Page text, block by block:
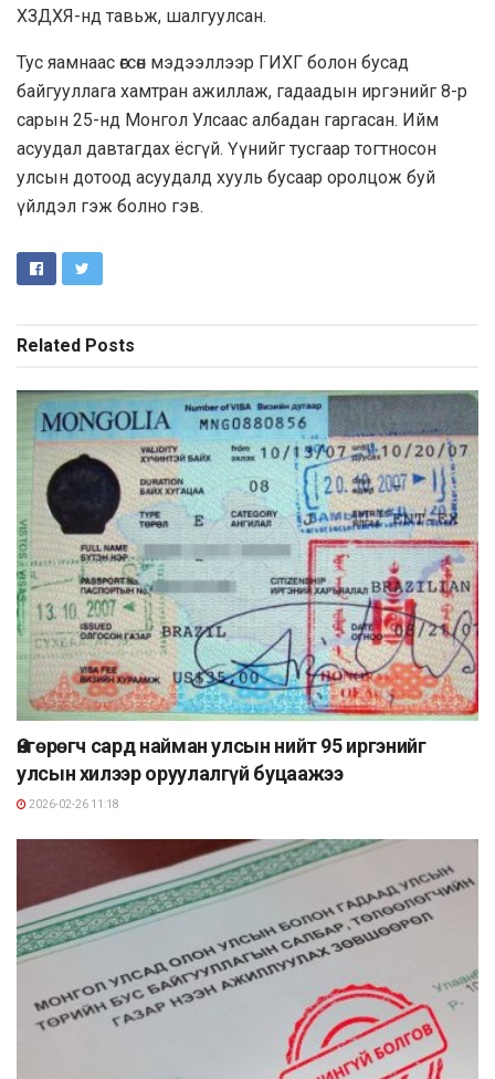
ХЗДХЯ-нд тавьж, шалгуулсан.
Тус яамнаас өгсөн мэдээллээр ГИХГ болон бусад
байгууллага хамтран ажиллаж, гадаадын иргэнийг 8-р
сарын 25-нд Монгол Улсаас албадан гаргасан. Ийм
асуудал давтагдах ёсгүй. Үүнийг тусгаар тогтносон
улсын дотоод асуудалд хууль бусаар оролцож буй
үйлдэл гэж болно гэв.
Related Posts
Өнгөрөгч сард найман улсын нийт 95 иргэнийг
улсын хилээр оруулалгүй буцаажээ
2026-02-26 11:18